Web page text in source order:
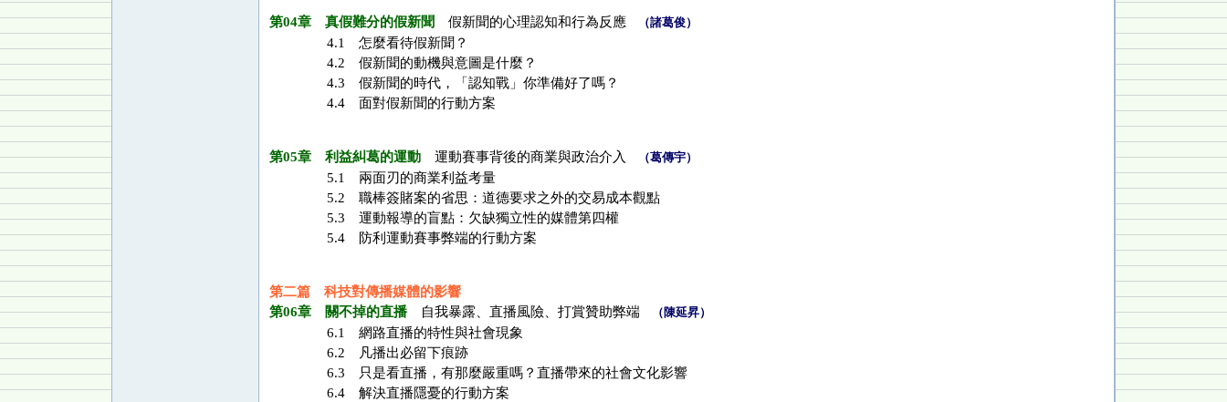
第04章 真假難分的假新聞 假新聞的心理認知和行為反應 （諸葛俊）
4.1 怎麼看待假新聞？
4.2 假新聞的動機與意圖是什麼？
4.3 假新聞的時代，「認知戰」你準備好了嗎？
4.4 面對假新聞的行動方案
第05章 利益糾葛的運動運動賽事背後的商業與政治介入 （葛傳宇）
5.1 兩面刃的商業利益考量
5.2 職棒簽賭案的省思：道德要求之外的交易成本觀點
5.3 運動報導的盲點：欠缺獨立性的媒體第四權
5.4 防利運動賽事弊端的行動方案
第二篇 科技對傳播媒體的影響
第06章 關不掉的直播自我暴露、直播風險、打賞贊助弊端（陳延昇）
6.1 網路直播的特性與社會現象
6.2 凡播出必留下痕跡
6.3 只是看直播，有那麼嚴重嗎？直播帶來的社會文化影響
6.4 解決直播隱憂的行動方案